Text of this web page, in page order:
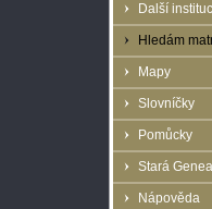
Další
Hledám
Mapy
Slovníčky
Pomůcky
Stará Genea
Nápověda